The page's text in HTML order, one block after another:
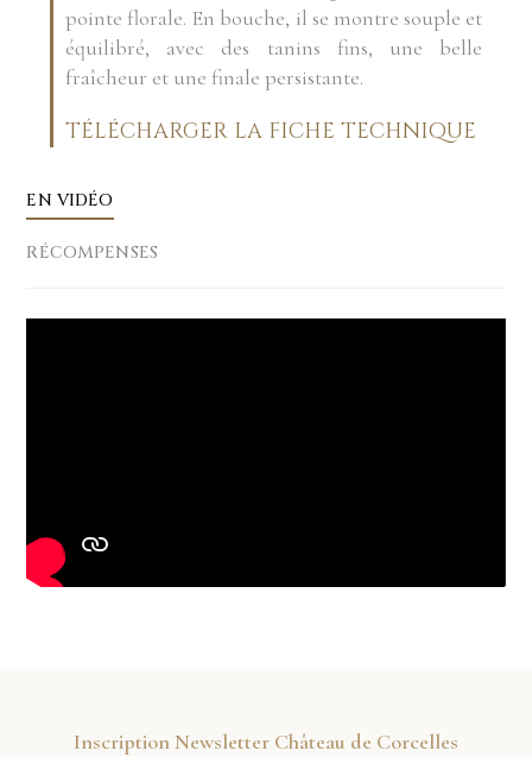
pointe florale. En bouche, il se montre souple et
équilibré, avec des tanins fins, une belle
fraîcheur et une finale persistante.
TÉLÉCHARGER LA FICHE TECHNIQUE
EN VIDÉO
RÉCOMPENSES
Inscription Newsletter Château de Corcelles